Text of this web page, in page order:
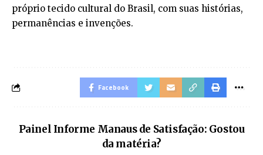
próprio tecido cultural do Brasil, com suas histórias,
permanências e invenções.
Facebook
Painel Informe Manaus de Satisfação: Gostou
da matéria?